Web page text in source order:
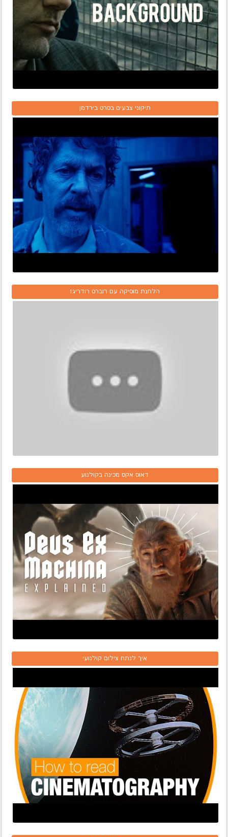
תיקוני צבעים בסרט בירדמן
הלחנת מוסיקה עם רוברט רודריגז
דאוס אקס מכינה בקולנוע
איך לנתח צילום קולנועי